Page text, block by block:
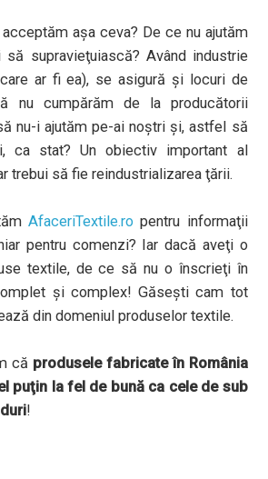
aşa ceva? De ce nu ajutăm
să supravieţuiască? Având industrie
ar fi ea), se asigură şi locuri de
nu cumpărăm de la producătorii
nu-i ajutăm pe-ai noştri şi, astfel să
ca stat? Un obiectiv important al
trebui să fie reindustrializarea ţării.
AfaceriTextile.ropentru informaţii
pentru comenzi? Iar dacă aveţi o
textile, de ce să nu o înscrieţi în
şi complex! Găseşti cam tot
din domeniul produselor textile.
că produsele fabricate în România
puţin la fel de bună ca cele de sub
!